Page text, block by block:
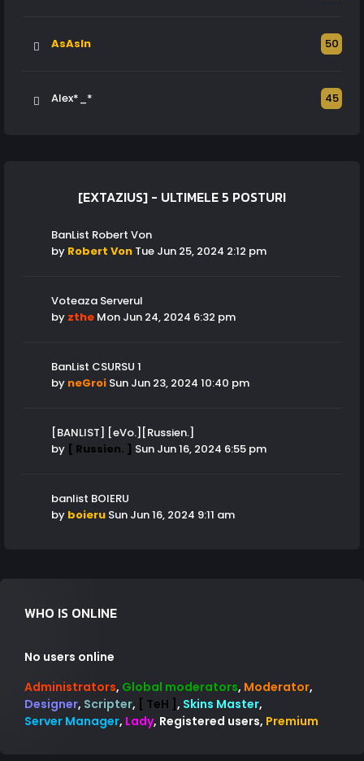
AsAsIn 50
Alex*_* 45
[EXTAZIUS] - ULTIMELE 5 POSTURI
BanList Robert Von
by Robert Von Tue Jun 25, 2024 2:12 pm
Voteaza Serverul
by zthe Mon Jun 24, 2024 6:32 pm
BanList CSURSU 1
by neGroi Sun Jun 23, 2024 10:40 pm
[BANLIST] [eVo.][Russien.]
by [ Russien. ] Sun Jun 16, 2024 6:55 pm
banlist BOIERU
by boieru Sun Jun 16, 2024 9:11 am
WHO IS ONLINE
No users online
Administrators, Global moderators, Moderator,
Designer, Scripter, [ TeH ] , Skins Master,
Server Manager, Lady, Registered users, Premium